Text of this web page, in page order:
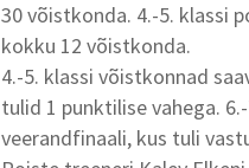
30 võistkonda. 4.-5. klassi
kokku 12 võistkonda.
4.-5. klassi võistkonnad
tulid 1 punktilise vahega.
veerandfinaali, kus tuli